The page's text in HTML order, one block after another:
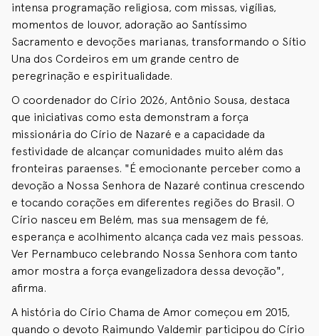
intensa programação religiosa, com missas, vigílias,
momentos de louvor, adoração ao Santíssimo
Sacramento e devoções marianas, transformando o Sítio
Una dos Cordeiros em um grande centro de
peregrinação e espiritualidade.
O coordenador do Círio 2026, Antônio Sousa, destaca
que iniciativas como esta demonstram a força
missionária do Círio de Nazaré e a capacidade da
festividade de alcançar comunidades muito além das
fronteiras paraenses. "É emocionante perceber como a
devoção a Nossa Senhora de Nazaré continua crescendo
e tocando corações em diferentes regiões do Brasil. O
Círio nasceu em Belém, mas sua mensagem de fé,
esperança e acolhimento alcança cada vez mais pessoas.
Ver Pernambuco celebrando Nossa Senhora com tanto
amor mostra a força evangelizadora dessa devoção",
afirma.
A história do Círio Chama de Amor começou em 2015,
quando o devoto Raimundo Valdemir participou do Círio